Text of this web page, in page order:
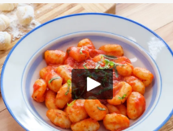
მარტივი და გემრიელი
რეცეპტი